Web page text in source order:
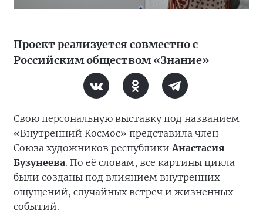
Проект реализуется совместно с
Российским обществом «Знание»
Свою персональную выставку под названием
«Внутренний Космос» представила член
Союза художников республики Анастасия
Бузунеева. По её словам, все картины цикла
были созданы под влиянием внутренних
ощущений, случайных встреч и жизненных
событий.